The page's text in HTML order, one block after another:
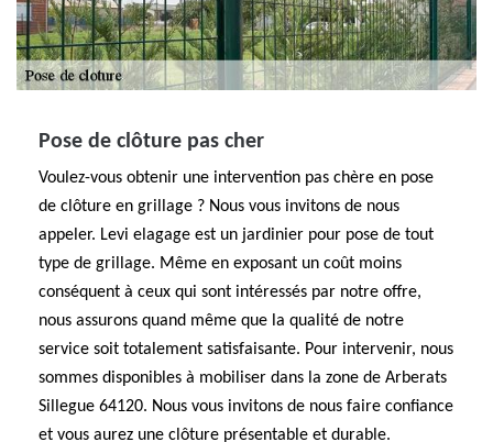
Pose de clôture pas cher
Voulez-vous obtenir une intervention pas chère en pose
de clôture en grillage ? Nous vous invitons de nous
appeler. Levi elagage est un jardinier pour pose de tout
type de grillage. Même en exposant un coût moins
conséquent à ceux qui sont intéressés par notre offre,
nous assurons quand même que la qualité de notre
service soit totalement satisfaisante. Pour intervenir, nous
sommes disponibles à mobiliser dans la zone de Arberats
Sillegue 64120. Nous vous invitons de nous faire confiance
et vous aurez une clôture présentable et durable.